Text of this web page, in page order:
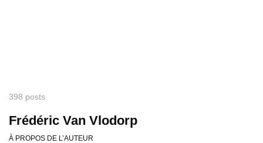
398 posts
Frédéric Van Vlodorp
À PROPOS DE L’AUTEUR